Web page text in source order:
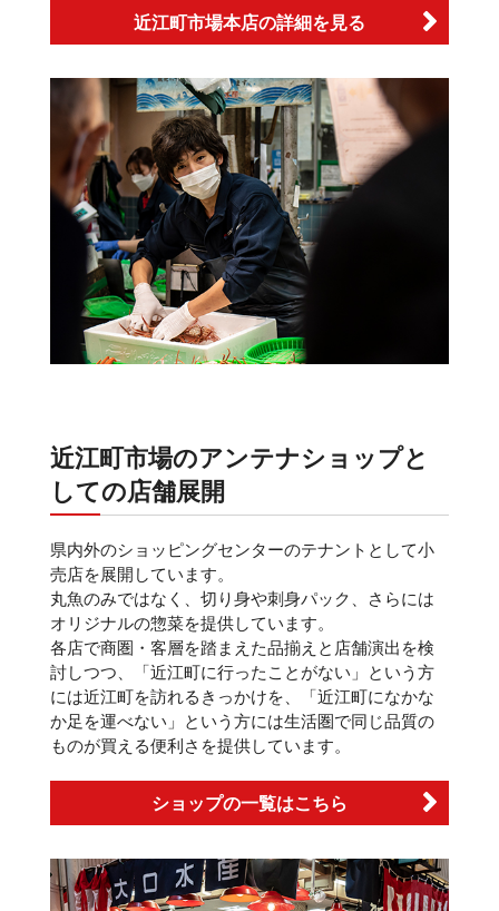
近江町市場本店の詳細を見る
近江町市場のアンテナショップと
しての店舗展開
県内外のショッピングセンターのテナントとして小
売店を展開しています。
丸魚のみではなく、切り身や刺身パック、さらには
オリジナルの惣菜を提供しています。
各店で商圏・客層を踏まえた品揃えと店舗演出を検
討しつつ、「近江町に行ったことがない」という方
には近江町を訪れるきっかけを、「近江町になかな
か足を運べない」という方には生活圏で同じ品質の
ものが買える便利さを提供しています。
ショップの一覧はこちら